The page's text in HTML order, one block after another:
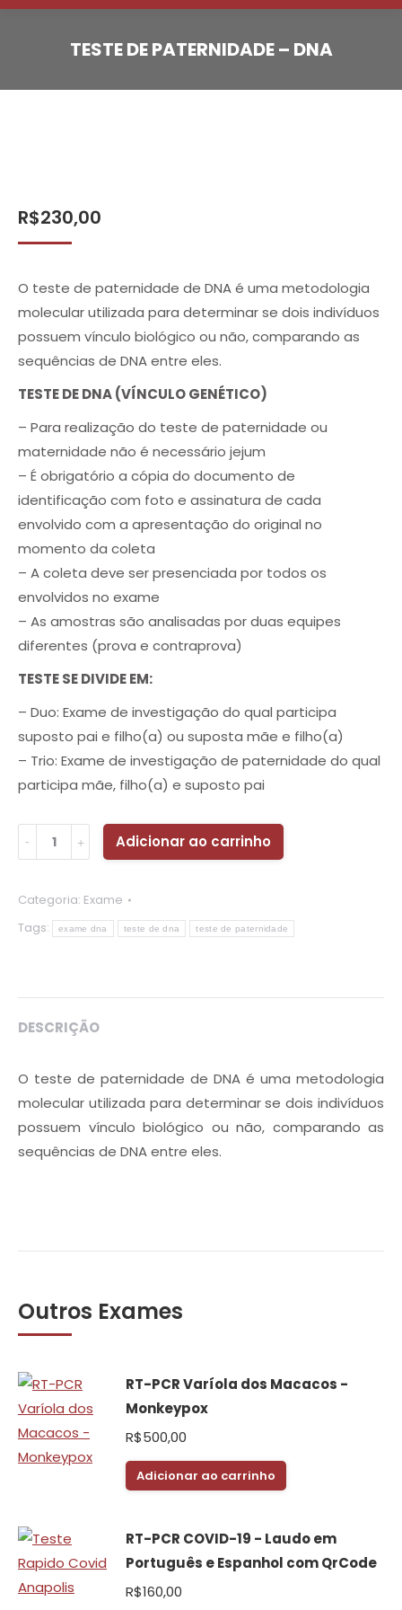
TESTE DE PATERNIDADE – DNA
R$230,00
O teste de paternidade de DNA é uma metodologia
molecular utilizada para determinar se dois indivíduos
possuem vínculo biológico ou não, comparando as
sequências de DNA entre eles.
TESTE DE DNA (VÍNCULO GENÉTICO)
– Para realização do teste de paternidade ou
maternidade não é necessário jejum
– É obrigatório a cópia do documento de
identificação com foto e assinatura de cada
envolvido com a apresentação do original no
momento da coleta
– A coleta deve ser presenciada por todos os
envolvidos no exame
– As amostras são analisadas por duas equipes
diferentes (prova e contraprova)
TESTE SE DIVIDE EM:
– Duo: Exame de investigação do qual participa
suposto pai e filho(a) ou suposta mãe e filho(a)
– Trio: Exame de investigação de paternidade do qual
participa mãe, filho(a) e suposto pai
Quantidade Adicionar ao carrinho
Categoria: Exame
Tags:
exame dna teste de dna teste de paternidade
DESCRIÇÃO
O teste de paternidade de DNA é uma metodologia
molecular utilizada para determinar se dois indivíduos
possuem vínculo biológico ou não, comparando as
sequências de DNA entre eles.
Outros Exames
RT-PCR Varíola dos Macacos -
Monkeypox
R$500,00
Adicionar ao carrinho
RT-PCR COVID-19 - Laudo em
Português e Espanhol com QrCode
R$160,00